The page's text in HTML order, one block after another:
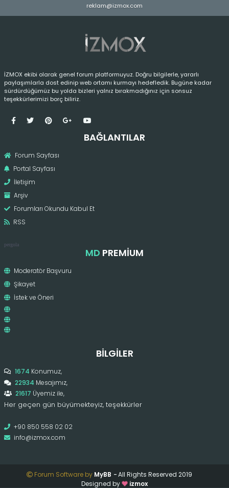
reklam@izmox.com
İZMOX ekibi olarak genel forum platformuyuz. Doğru bilgilerle, yararlı
paylaşımlarla dost edinip web ortamı kurmayı hedefledik. Bugüne kadar
sürdürdüğümüz bu yolda bizleri yalnız bırakmadığınız için sonsuz
teşekkürlerimizi borç biliriz.
BAĞLANTILAR
Forum Sayfası
Portal Sayfası
İletişim
Arşiv
Forumları Okundu Kabul Et
RSS
pergola
MD PREMIUM
Moderatör Başvuru
Şikayet
İstek ve Öneri
BILGILER
1674 Konumuz,
22934 Mesajımız,
21617 Üyemiz ile,
Her geçen gün büyümekteyiz, teşekkürler
+90 850 558 02 02
info@izmox.com
Forum Software by MyBB -All Rights Reserved 2019
Designed by
izmox